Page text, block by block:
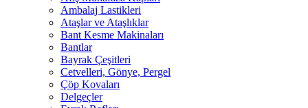
Ambalaj Lastikleri
Ataşlar ve Ataşlıklar
Bant Kesme Makinaları
Bantlar
Bayrak Çeşitleri
Cetvelleri, Gönye, Pergel
Çöp Kovaları
Delgeçler